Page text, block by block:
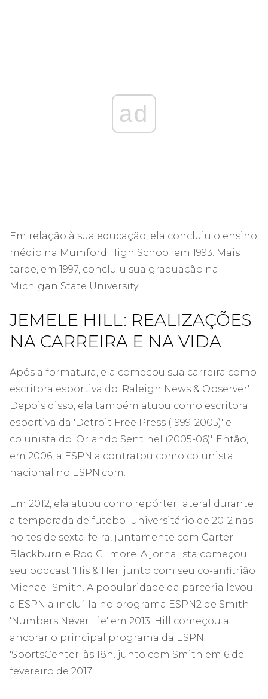
ad
Em relação à sua educação, ela concluiu o ensino
médio na Mumford High School em 1993. Mais
tarde, em 1997, concluiu sua graduação na
Michigan State University.
JEMELE HILL: REALIZAÇÕES
NA CARREIRA E NA VIDA
Após a formatura, ela começou sua carreira como
escritora esportiva do 'Raleigh News & Observer'.
Depois disso, ela também atuou como escritora
esportiva da 'Detroit Free Press (1999-2005)' e
colunista do 'Orlando Sentinel (2005-06)'. Então,
em 2006, a ESPN a contratou como colunista
nacional no ESPN.com.
Em 2012, ela atuou como repórter lateral durante
a temporada de futebol universitário de 2012 nas
noites de sexta-feira, juntamente com Carter
Blackburn e Rod Gilmore. A jornalista começou
seu podcast 'His & Her' junto com seu co-anfitrião
Michael Smith. A popularidade da parceria levou
a ESPN a incluí-la no programa ESPN2 de Smith
'Numbers Never Lie' em 2013. Hill começou a
ancorar o principal programa da ESPN
'SportsCenter' às 18h. junto com Smith em 6 de
fevereiro de 2017.